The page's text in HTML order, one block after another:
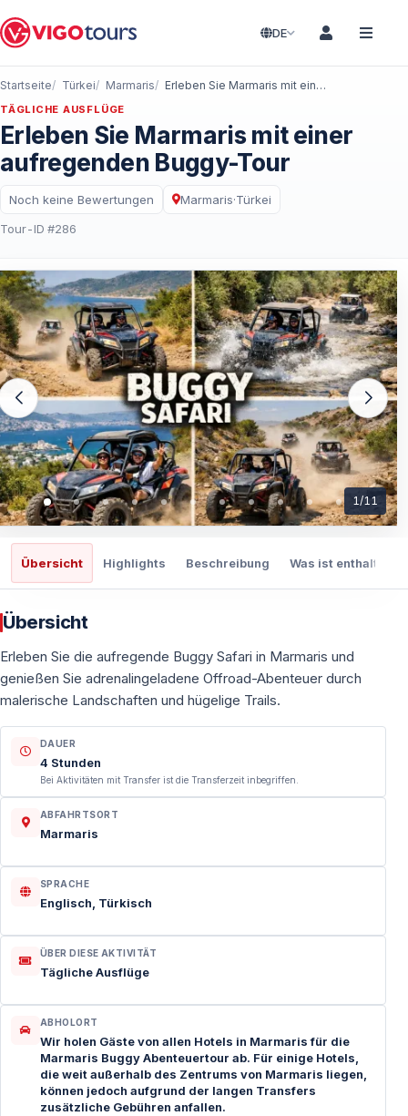
DE
Startseite Türkei Marmaris Erleben Sie Marmaris mit einer aufregenden Buggy-Tour
TÄGLICHE AUSFLÜGE
Erleben Sie Marmaris mit einer
aufregenden Buggy-Tour
Noch keine Bewertungen Marmaris·Türkei
Tour-ID #286
1/11
Übersicht Highlights Beschreibung Was ist enthalten
Übersicht
Erleben Sie die aufregende Buggy Safari in Marmaris und
genießen Sie adrenalingeladene Offroad-Abenteuer durch
malerische Landschaften und hügelige Trails.
DAUER
4 Stunden
Bei Aktivitäten mit Transfer ist die Transferzeit inbegriffen.
ABFAHRTSORT
Marmaris
SPRACHE
Englisch, Türkisch
ÜBER DIESE AKTIVITÄT
Tägliche Ausflüge
ABHOLORT
Wir holen Gäste von allen Hotels in Marmaris für die
Marmaris Buggy Abenteuertour ab. Für einige Hotels,
die weit außerhalb des Zentrums von Marmaris liegen,
können jedoch aufgrund der langen Transfers
zusätzliche Gebühren anfallen.